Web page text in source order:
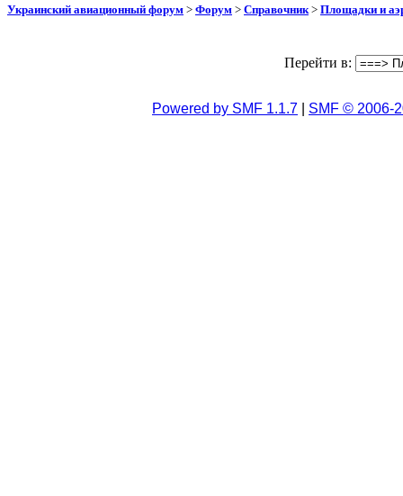
Украинский авиационный форум > Форум > Справочник> Площадки и
Перейти в:
Powered by SMF 1.1.7 SMF © 2006-